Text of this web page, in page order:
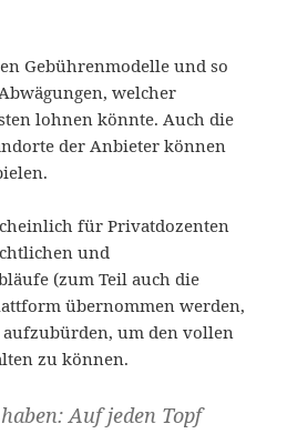
Gebührenmodelle und so
welcher
lohnen könnte. Auch die
der Anbieter können
für Privatdozenten
und
(zum Teil auch die
übernommen werden,
aufzubürden, um den vollen
zu können.
Auf jeden Topf